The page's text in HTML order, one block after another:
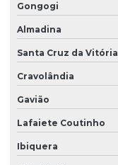
Gongogi
Almadina
Santa Cruz da Vitória
Cravolândia
Gavião
Lafaiete Coutinho
Ibiquera